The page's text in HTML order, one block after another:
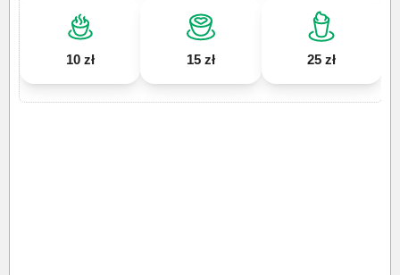
10 zł 15 zł 25 zł